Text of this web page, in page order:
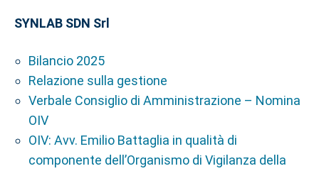
SYNLAB SDN Srl
Bilancio 2025
Relazione sulla gestione
Verbale Consiglio di Amministrazione – Nomina
OIV
OIV: Avv. Emilio Battaglia in qualità di
componente dell’Organismo di Vigilanza della